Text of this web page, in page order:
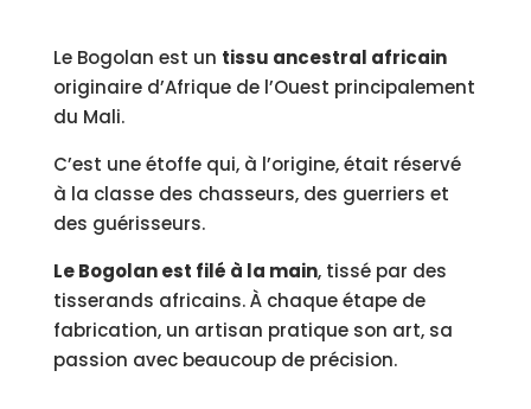
Le Bogolan est un tissu ancestral africain
originaire d’Afrique de l’Ouest principalement
du Mali.
C’est une étoffe qui, à l’origine, était réservé
à la classe des chasseurs, des guerriers et
des guérisseurs.
Le Bogolan est filé à la main, tissé par des
tisserands africains. À chaque étape de
fabrication, un artisan pratique son art, sa
passion avec beaucoup de précision.